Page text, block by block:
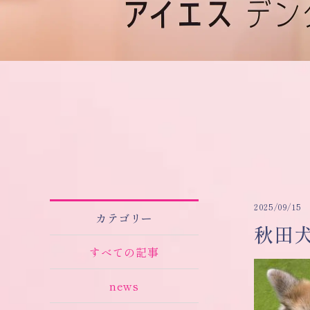
カテゴリー
すべての記事
news
2025/09/15
秋田